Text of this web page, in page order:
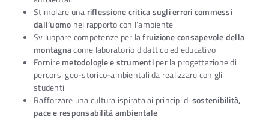
Stimolare una riflessione critica sugli errori commessi
dall’uomo nel rapporto con l’ambiente
Sviluppare competenze per lafruizione consapevole della
montagnacome laboratorio didattico ed educativo
Forniremetodologie e strumentiper la progettazione di
percorsi geo-storico-ambientali da realizzare con gli
studenti
Rafforzare una cultura ispirata ai principi di sostenibilità,
pace e responsabilità ambientale